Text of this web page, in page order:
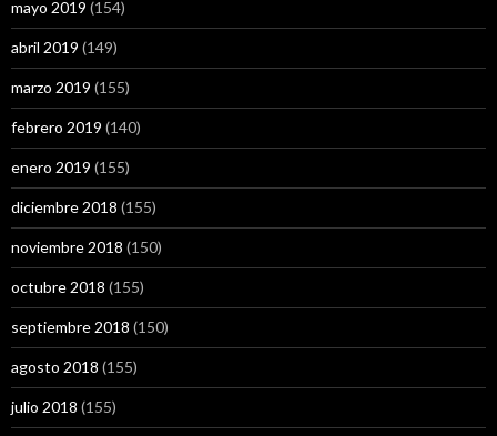
mayo 2019 (154)
abril 2019 (149)
marzo 2019 (155)
febrero 2019 (140)
enero 2019 (155)
diciembre 2018 (155)
noviembre 2018 (150)
octubre 2018 (155)
septiembre 2018 (150)
agosto 2018 (155)
julio 2018 (155)